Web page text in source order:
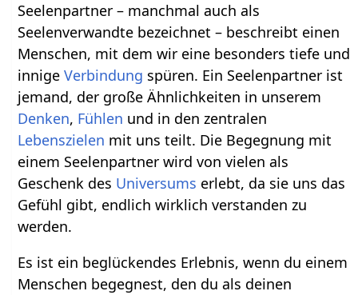
Seelenpartner – manchmal auch als
Seelenverwandte bezeichnet – beschreibt einen
Menschen, mit dem wir eine besonders tiefe und
innigeVerbindung spüren. Ein Seelenpartner ist
jemand, der große Ähnlichkeiten in unserem
Denken, Fühlen und in den zentralen
Lebenszielen mit uns teilt. Die Begegnung mit
einem Seelenpartner wird von vielen als
Geschenk des Universums erlebt, da sie uns das
Gefühl gibt, endlich wirklich verstanden zu
werden.
Es ist ein beglückendes Erlebnis, wenn du einem
Menschen begegnest, den du als deinen